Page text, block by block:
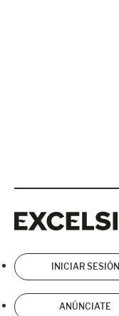
INICIAR SESIÓN
ANÚNCIATE